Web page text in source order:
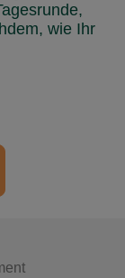
wie Ihr